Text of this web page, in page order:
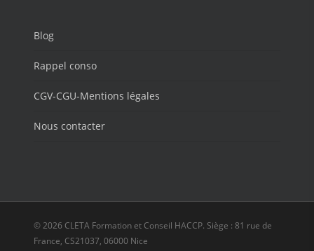
Blog
Rappel conso
CGV-CGU-Mentions légales
Nous contacter
© 2026 CLETA Formation et Conseil HACCP. Siège : 81 rue de
France, CS21037, 06000 Nice